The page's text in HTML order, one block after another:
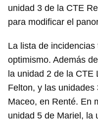
unidad 3 de la CTE
para modificar el
La lista de
optimismo. Además
la unidad 2 de la CTE
Felton, y las
Maceo, en Renté. En
unidad 5 de Mariel, la